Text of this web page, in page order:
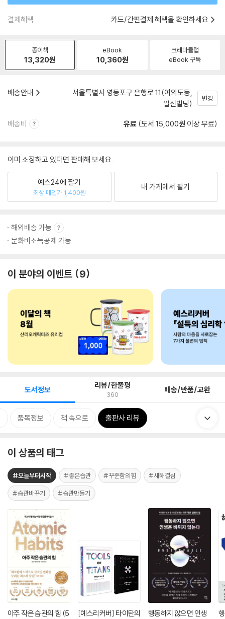
결제혜택 카드/간편결제 혜택을 확인하세요
종이책
13,320원
eBook
10,360원
크레마클럽
eBook 구독
배송안내
서울특별시 영등포구 은행로 11(여의도동,
일신빌딩)
변경
배송비 유료 (도서 15,000원 이상 무료)
이미 소장하고 있다면 판매해 보세요.
예스24에 팔기
최상 매입가 1,400원
내 가게에서 팔기
해외배송 가능
문화비소득공제 가능
이 분야의 이벤트 9
도서정보 리뷰/한줄평
360 배송/반품/교환
품목정보 책 속으로 출판사 리뷰
이 상품의 태그
#오늘부터시작 #좋은습관 #꾸준함의힘 #새해결심
#습관바꾸기 #습관만들기
아주 작은 습관의 힘 (5
[예스리커버] 타이탄의
행동하지 않으면 인생